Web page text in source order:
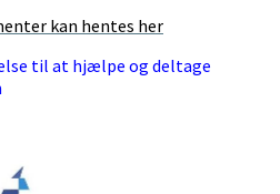
kan hentes her
til at hjælpe og deltage